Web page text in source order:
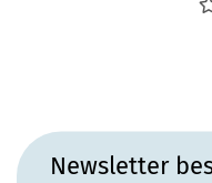
Newsletter